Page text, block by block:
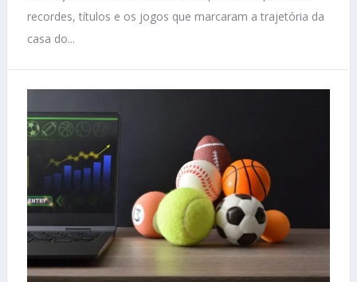
recordes, títulos e os jogos que marcaram a trajetória da
casa do...